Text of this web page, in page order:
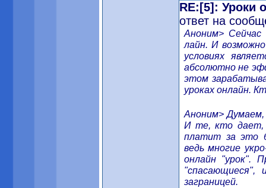
RE:[5]: Уроки
ответ на
Аноним> Сейчас
лайн. И
условиях
абсолютно не
этом
уроках онлайн.
Аноним> Думаем,
И те, кто дает,
платит за это
ведь многие
онлайн "урок".
"спасающиеся",
заграницей.